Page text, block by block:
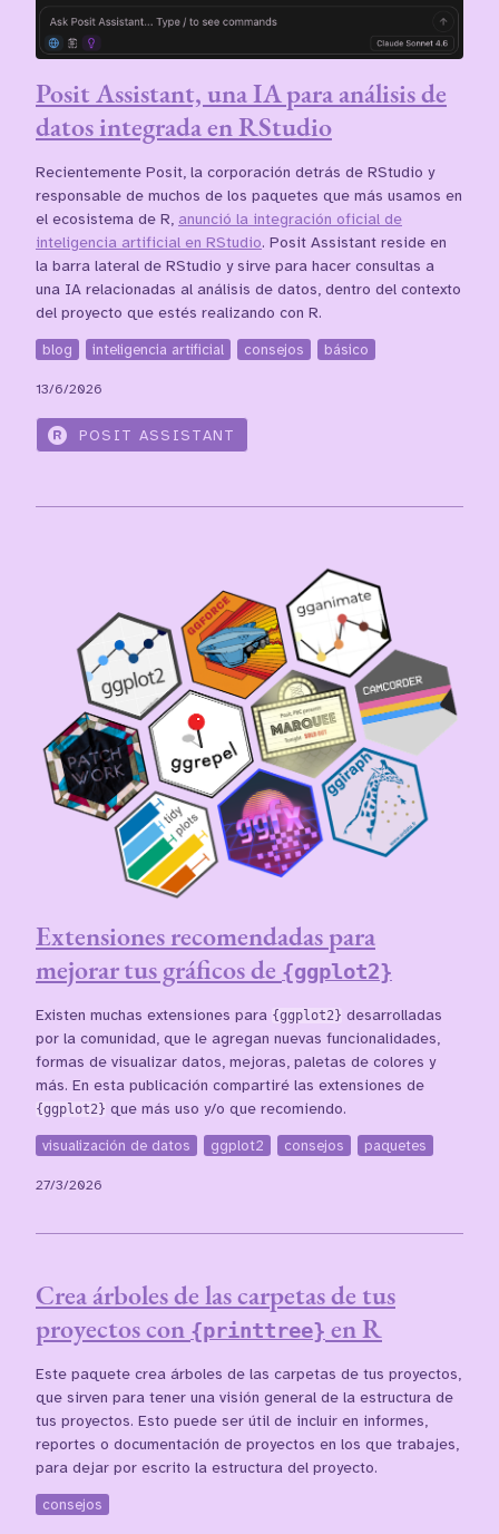
Posit Assistant, una IA para análisis de
datos integrada en RStudio
Recientemente Posit, la corporación detrás de RStudio y
responsable de muchos de los paquetes que más usamos en
el ecosistema de R, anunció la integración oficial de
inteligencia artificial en RStudio. Posit Assistant reside en
la barra lateral de RStudio y sirve para hacer consultas a
una IA relacionadas al análisis de datos, dentro del contexto
del proyecto que estés realizando con R.
blog inteligencia artificial consejos básico
13/6/2026
POSIT ASSISTANT
Extensiones recomendadas para
mejorar tus gráficos de {ggplot2}
Existen muchas extensiones para {ggplot2} desarrolladas
por la comunidad, que le agregan nuevas funcionalidades,
formas de visualizar datos, mejoras, paletas de colores y
más. En esta publicación compartiré las extensiones de
{ggplot2} que más uso y/o que recomiendo.
visualización de datos ggplot2 consejos paquetes
27/3/2026
Crea árboles de las carpetas de tus
proyectos con {printtree} en R
Este paquete crea árboles de las carpetas de tus proyectos,
que sirven para tener una visión general de la estructura de
tus proyectos. Esto puede ser útil de incluir en informes,
reportes o documentación de proyectos en los que trabajes,
para dejar por escrito la estructura del proyecto.
consejos